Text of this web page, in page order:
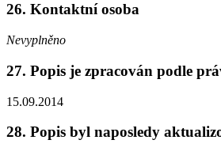
26. Kontaktní osoba
Nevyplněno
27. Popis je zpracován podle
15.09.2014
28. Popis byl naposledy